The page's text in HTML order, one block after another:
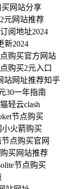
买网站分享
元网站推荐
阅地址2024
新2024
购买官方网站
购买2元入口
站网址推荐知乎
30一年指南
轻云clash
节点购买
小火箭购买
点购买官网
买网站推荐
节点购买